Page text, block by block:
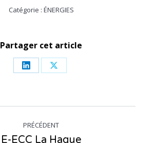
Catégorie : ÉNERGIES
Partager cet article
Partager
LinkedIn
Partager
X
PRÉCÉDENT
Onglet
E-ECC La Hague